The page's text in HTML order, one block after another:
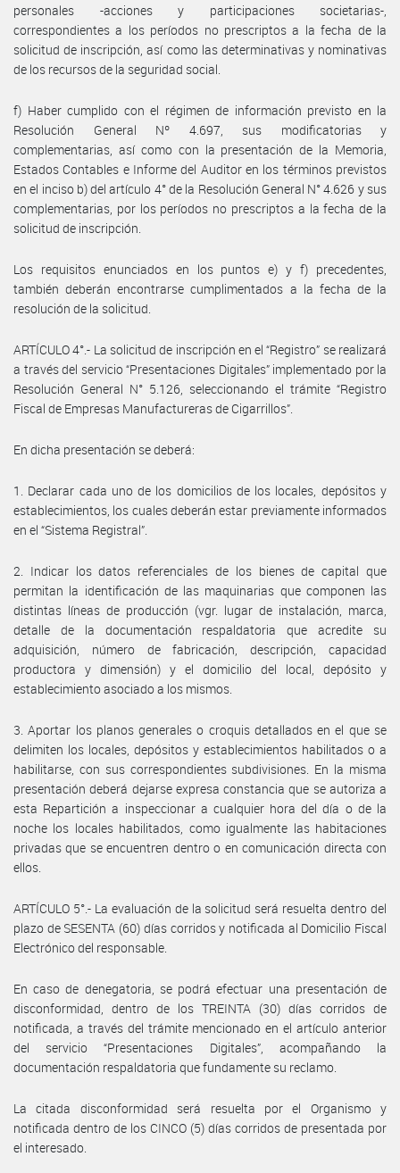
personales -acciones y participaciones societarias-,
correspondientes a los períodos no prescriptos a la fecha de la
solicitud de inscripción, así como las determinativas y nominativas
de los recursos de la seguridad social.
f) Haber cumplido con el régimen de información previsto en la
Resolución General Nº 4.697, sus modificatorias y
complementarias, así como con la presentación de la Memoria,
Estados Contables e Informe del Auditor en los términos previstos
en el inciso b) del artículo 4° de la Resolución General N° 4.626 y sus
complementarias, por los períodos no prescriptos a la fecha de la
solicitud de inscripción.
Los requisitos enunciados en los puntos e) y f) precedentes,
también deberán encontrarse cumplimentados a la fecha de la
resolución de la solicitud.
ARTÍCULO 4°.- La solicitud de inscripción en el “Registro” se realizará
a través del servicio “Presentaciones Digitales” implementado por la
Resolución General N° 5.126, seleccionando el trámite “Registro
Fiscal de Empresas Manufactureras de Cigarrillos”.
En dicha presentación se deberá:
1. Declarar cada uno de los domicilios de los locales, depósitos y
establecimientos, los cuales deberán estar previamente informados
en el “Sistema Registral”.
2. Indicar los datos referenciales de los bienes de capital que
permitan la identificación de las maquinarias que componen las
distintas líneas de producción (vgr. lugar de instalación, marca,
detalle de la documentación respaldatoria que acredite su
adquisición, número de fabricación, descripción, capacidad
productora y dimensión) y el domicilio del local, depósito y
establecimiento asociado a los mismos.
3. Aportar los planos generales o croquis detallados en el que se
delimiten los locales, depósitos y establecimientos habilitados o a
habilitarse, con sus correspondientes subdivisiones. En la misma
presentación deberá dejarse expresa constancia que se autoriza a
esta Repartición a inspeccionar a cualquier hora del día o de la
noche los locales habilitados, como igualmente las habitaciones
privadas que se encuentren dentro o en comunicación directa con
ellos.
ARTÍCULO 5°.- La evaluación de la solicitud será resuelta dentro del
plazo de SESENTA (60) días corridos y notificada al Domicilio Fiscal
Electrónico del responsable.
En caso de denegatoria, se podrá efectuar una presentación de
disconformidad, dentro de los TREINTA (30) días corridos de
notificada, a través del trámite mencionado en el artículo anterior
del servicio “Presentaciones Digitales”, acompañando la
documentación respaldatoria que fundamente su reclamo.
La citada disconformidad será resuelta por el Organismo y
notificada dentro de los CINCO (5) días corridos de presentada por
el interesado.